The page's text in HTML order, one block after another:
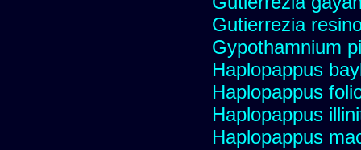
Gutierrezia
Gypothamnium
Haplopappus
Haplopappus
Haplopappus
Haplopappus